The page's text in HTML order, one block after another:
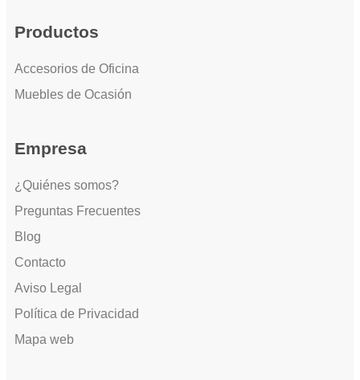
Productos
Accesorios de Oficina
Muebles de Ocasión
Empresa
¿Quiénes somos?
Preguntas Frecuentes
Blog
Contacto
Aviso Legal
Política de Privacidad
Mapa web